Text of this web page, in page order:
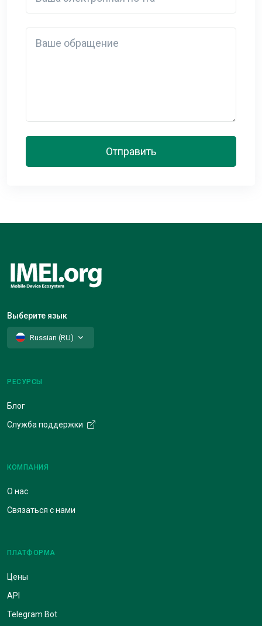
Отправить
Выберите язык
Russian (RU)
РЕСУРСЫ
Блог
Служба поддержки
КОМПАНИЯ
О нас
Связаться с нами
ПЛАТФОРМА
Цены
API
Telegram Bot